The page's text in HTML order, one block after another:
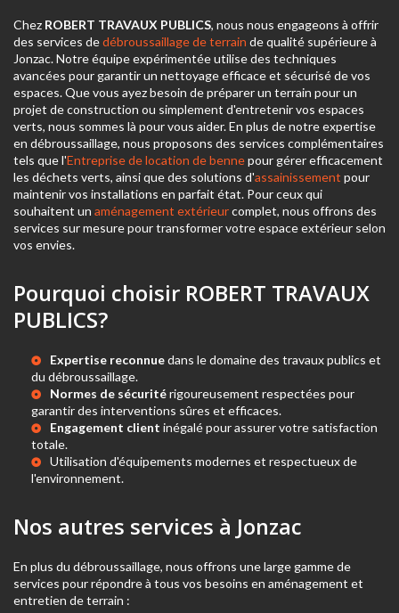
Chez ROBERT TRAVAUX PUBLICS, nous nous engageons à offrir
des services dedébroussaillage de terrain de qualité supérieure à
Jonzac. Notre équipe expérimentée utilise des techniques
avancées pour garantir un nettoyage efficace et sécurisé de vos
espaces. Que vous ayez besoin de préparer un terrain pour un
projet de construction ou simplement d'entretenir vos espaces
verts, nous sommes là pour vous aider. En plus de notre expertise
en débroussaillage, nous proposons des services complémentaires
tels que l'Entreprise de location de bennepour gérer efficacement
les déchets verts, ainsi que des solutions d'assainissement pour
maintenir vos installations en parfait état. Pour ceux qui
souhaitent un aménagement extérieurcomplet, nous offrons des
services sur mesure pour transformer votre espace extérieur selon
vos envies.
Pourquoi choisir ROBERT TRAVAUX
PUBLICS?
Expertise reconnuedans le domaine des travaux publics et
du débroussaillage.
Normes de sécuritérigoureusement respectées pour
garantir des interventions sûres et efficaces.
Engagement client inégalé pour assurer votre satisfaction
totale.
Utilisation d'équipements modernes et respectueux de
l'environnement.
Nos autres services à Jonzac
En plus du débroussaillage, nous offrons une large gamme de
services pour répondre à tous vos besoins en aménagement et
entretien de terrain :